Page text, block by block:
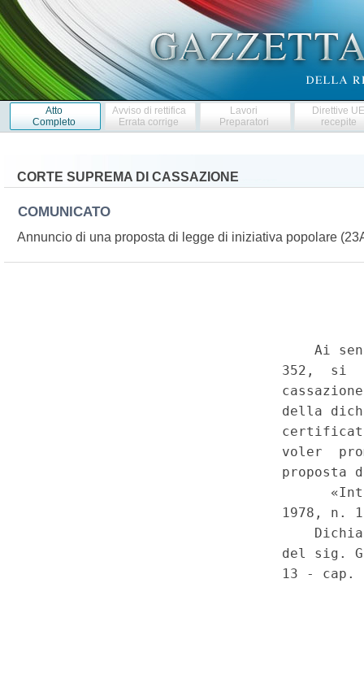
Atto
Completo
Avviso di rettifica
Errata corrige
Lavori
Preparatori
Direttive
recepite
CORTE SUPREMA DI CASSAZIONE
COMUNICATO
Annuncio di una proposta di legge di iniziativa popolare